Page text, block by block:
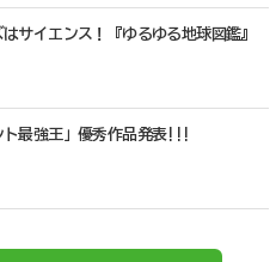
サイエンス！『ゆるゆる地球図鑑』
ト最強王」優秀作品発表!!!